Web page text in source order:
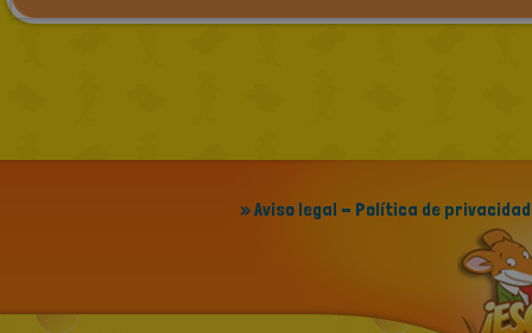
» Aviso legal - Política de privacidad